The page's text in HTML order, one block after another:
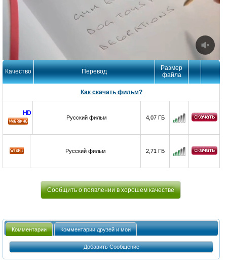
Качество Перевод
Размер
файла
Как скачать фильм?
HD
Русский фильм 4,07 ГБ
Русский фильм 2,71 ГБ
Сообщить о появлении в хорошем качестве
Комментарии Комментарии друзей и мои
Добавить Сообщение